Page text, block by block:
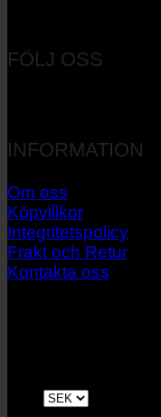
FÖLJ OSS
INFORMATION
Om oss
Köpvillkor
Integritetspolicy
Frakt och Retur
Kontakta oss